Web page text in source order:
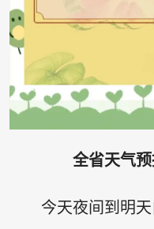
全省天气预
今天夜间到明